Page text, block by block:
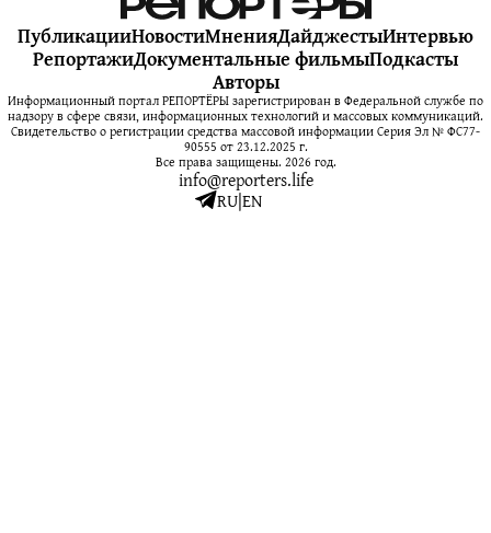
ПубликацииНовостиМненияДайджестыИнтервью
РепортажиДокументальные фильмыПодкасты
Авторы
Информационный портал РЕПОРТЁРЫ зарегистрирован в Федеральной службе по
надзору в сфере связи, информационных технологий и массовых коммуникаций.
Свидетельство о регистрации средства массовой информации Серия Эл № ФС77-
90555 от 23.12.2025 г.
Все права защищены. 2026 год.
info@reporters.life
RU|EN